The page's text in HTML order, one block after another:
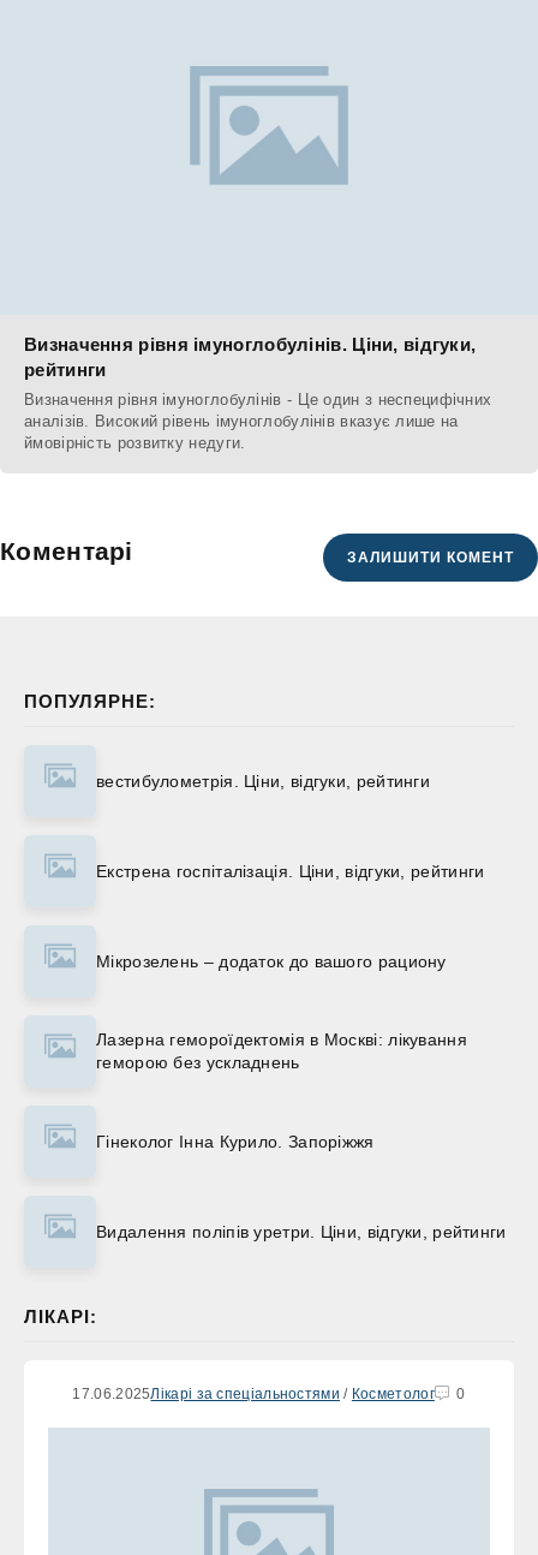
ПОПУЛЯРНЕ:
вестибулометрія. Ціни, відгуки, рейтинги
Екстрена госпіталізація. Ціни, відгуки, рейтинги
Мікрозелень – додаток до вашого рациону
Лазерна гемороїдектомія в Москві: лікування
геморою без ускладнень
Гінеколог Інна Курило. Запоріжжя
Видалення поліпів уретри. Ціни, відгуки, рейтинги
ЛІКАРІ:
17.06.2025Лікарі за спеціальностями / Косметолог 0
Визначення рівня імуноглобулінів. Ціни, відгуки,
рейтинги
Визначення рівня імуноглобулінів - Це один з неспецифічних
аналізів. Високий рівень імуноглобулінів вказує лише на
ймовірність розвитку недуги.
Коментарі ЗАЛИШИТИ КОМЕНТ